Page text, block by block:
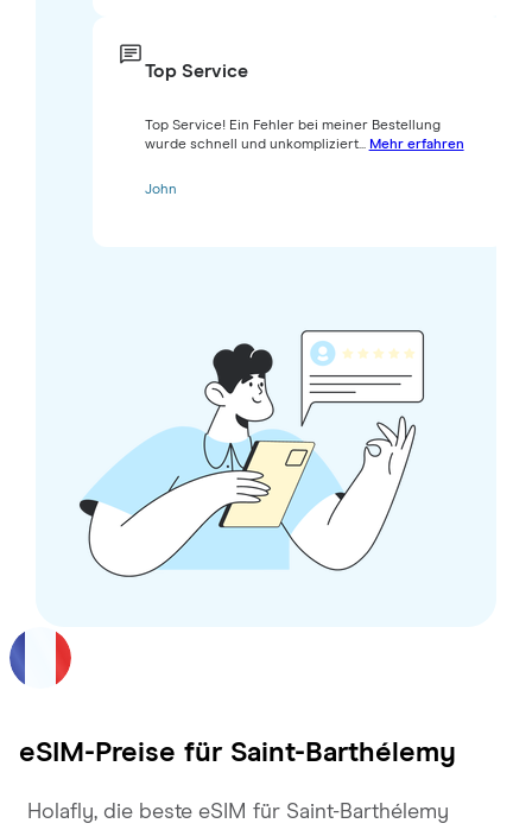
Top Service
Top Service! Ein Fehler bei meiner Bestellung
wurde schnell und unkompliziert... Mehr erfahren
John
eSIM-Preise für Saint-Barthélemy
Holafly, die beste eSIM für Saint-Barthélemy